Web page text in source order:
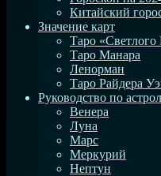
Китайский
Значение карт
Таро
Таро Манара
Ленорман
Таро Райдера
Руководство по
Венера
Луна
Марс
Меркурий
Нептун